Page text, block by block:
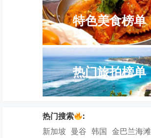
特色美食榜单
热门旅拍榜单
热门搜索
:
新加坡 曼谷 韩国 金巴兰海滩